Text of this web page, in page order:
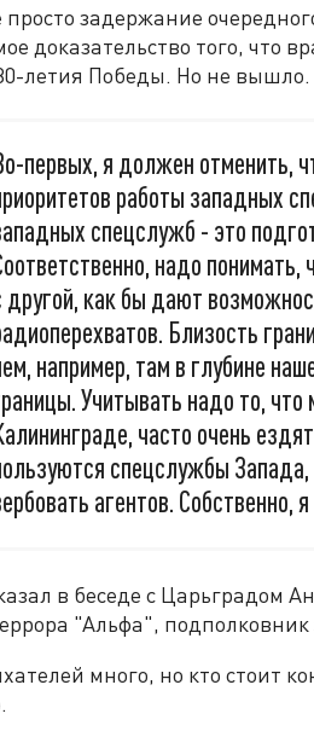
просто задержание
доказательство того, что
летия Победы. Но не вышло.
первых, я должен отменить,
работы западных
спецслужб - это
надо
другой, как бы дают
Близость
например, там в глубине
Учитывать надо то,
часто очень
спецслужбы
агентов. Собственно,
в беседе с Царьградом
"Альфа",
много, но кто стоит